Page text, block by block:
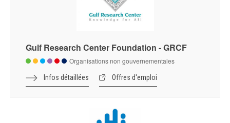
Gulf Research Center Foundation - GRCF
Organisations non gouvernementales
Infos détaillées Offres d'emploi